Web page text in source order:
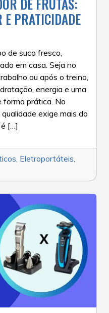
DE FRUTAS:
PRATICIDADE
de suco fresco,
em casa. Seja no
ou após o treino,
energia e uma
prática. No
exige mais do
[…]
, Eletroportáteis,